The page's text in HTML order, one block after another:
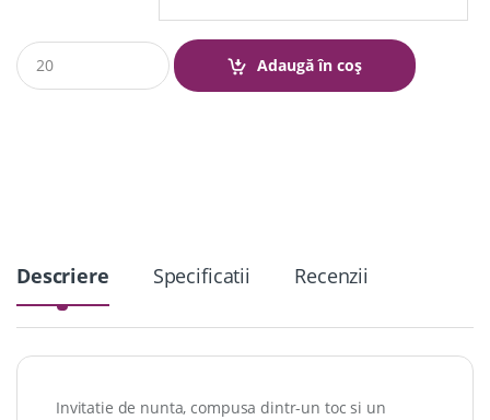
Q
u
a
Adaugă în coș
Descriere Specificatii Recenzii
Invitatie de nunta, compusa dintr-un toc si un